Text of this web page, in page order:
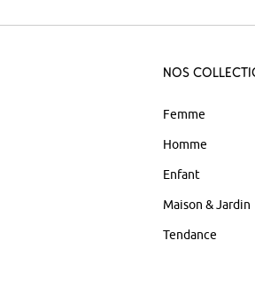
Nos
Femme
Homme
Enfant
Maison & Jardin
Tendance